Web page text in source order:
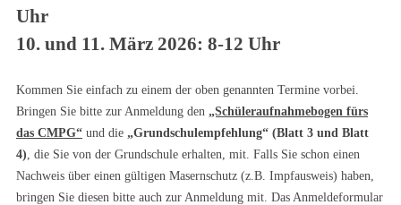
Uhr
10. und 11. März 2026: 8-12 Uhr
Kommen Sie einfach zu einem der oben genannten Termine vorbei.
Bringen Sie bitte zur Anmeldung den „Schüleraufnahmebogen fürs
das CMPG“ und die „Grundschulempfehlung“ (Blatt 3 und Blatt
4), die Sie von der Grundschule erhalten, mit. Falls Sie schon einen
Nachweis über einen gültigen Masernschutz (z.B. Impfausweis) haben,
bringen Sie diesen bitte auch zur Anmeldung mit. Das Anmeldeformular